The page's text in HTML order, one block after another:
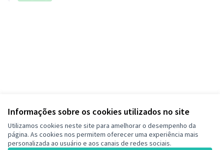
Informações sobre os cookies utilizados no site
Utilizamos cookies neste site para amelhorar o desempenho da
página. As cookies nos permitem oferecer uma experiência mais
personalizada ao usuário e aos canais de redes sociais.